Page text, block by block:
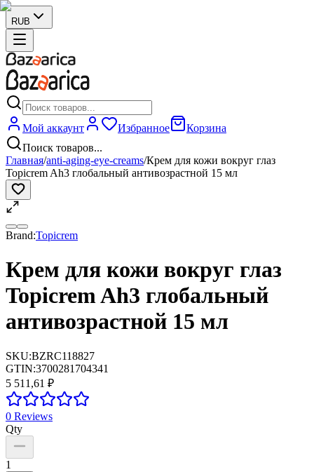
RUB
Мой аккаунт Избранное
Корзина
Поиск товаров...
Главная/anti-aging-eye-creams/Крем для кожи вокруг глаз
Topicrem Ah3 глобальный антивозрастной 15 мл
Brand:Topicrem
Крем для кожи вокруг глаз
Topicrem Ah3 глобальный
антивозрастной 15 мл
SKU:BZRC118827
GTIN:3700281704341
5 511,61 ₽
0 Reviews
Qty
1